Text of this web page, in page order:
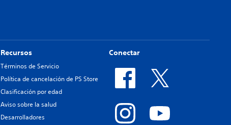
Recursos
Términos de Servicio
Política de cancelación de PS Store
Clasificación por edad
Aviso sobre la salud
Desarrolladores
Conectar